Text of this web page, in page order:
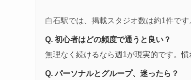
白石駅では、掲載スタジオ数は約1件です
Q. 初心者はどの頻度で通うと良い？
無理なく続けるなら週1が現実的です。
Q. パーソナルとグループ、迷ったら？